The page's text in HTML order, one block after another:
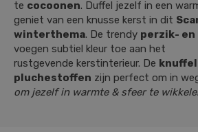
te cocoonen. Duffel jezelf in een
geniet van een knusse kerst in dit
winterthema. De trendy perzik-
voegen subtiel kleur toe aan het
rustgevende kerstinterieur. De
pluchestoffen zijn perfect om in
om jezelf in warmte & sfeer te